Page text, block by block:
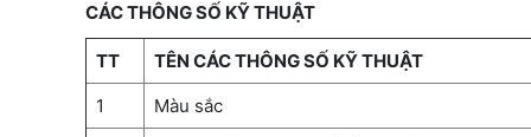
CÁC THÔNG SỐ KỸ THUẬT
TT
TÊN CÁC THÔNG SỐ KỸ THUẬT
1
Màu sắc